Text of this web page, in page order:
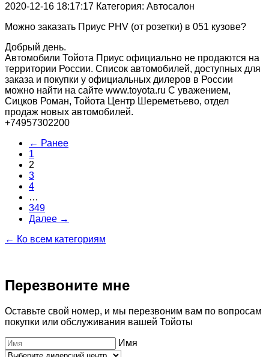
2020-12-16 18:17:17 Категория: Автосалон
Можно заказать Приус PHV (от розетки) в 051 кузове?
Добрый день.
Автомобили Тойота Приус официально не продаются на
территории России. Список автомобилей, доступных для
заказа и покупки у официальных дилеров в России
можно найти на сайте www.toyota.ru С уважением,
Сицков Роман, Тойота Центр Шереметьево, отдел
продаж новых автомобилей.
+74957302200
← Ранее
1
2
3
4
…
349
Далее →
← Ко всем категориям
Перезвоните мне
Оставьте свой номер, и мы перезвоним вам по вопросам
покупки или обслуживания вашей Тойоты
Имя